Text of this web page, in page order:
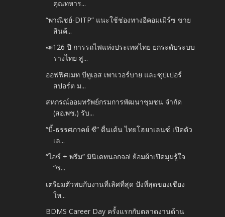
คุณทหาร...
“พาณิชย์-DITP” แนะใช้ช่องทางอีคอมเมิร์ซ ขาย
สินค้...
📣126 ปี การรถไฟแห่งประเทศไทย ยกระดับระบบ
รางไทย สู...
ออฟฟิศเมท บีทูเอส เพาเวอร์บาย และซุปเปอร์
สปอร์ต ม...
สหกรณ์ออมทรัพย์กรมการพัฒนาชุมชน จำกัด
(สอ.พช.) รับ...
“บี้-ธรรศภาคย์ ซี” ตื่นเต้น ไทยโฮยาเลนซ์ เปิดตัว
เล...
“ไอซ์ + พรีม” มินิเดทนอกจอ! ย้อมผ้าเปิดมุมรู้ใจ
“ซ...
เตรียมตัวพบกับงานที่เลิศที่สุด ปังที่สุดของเชียง
ให...
BDMS Career Day ครั้งแรกกับตลาดงานด้าน